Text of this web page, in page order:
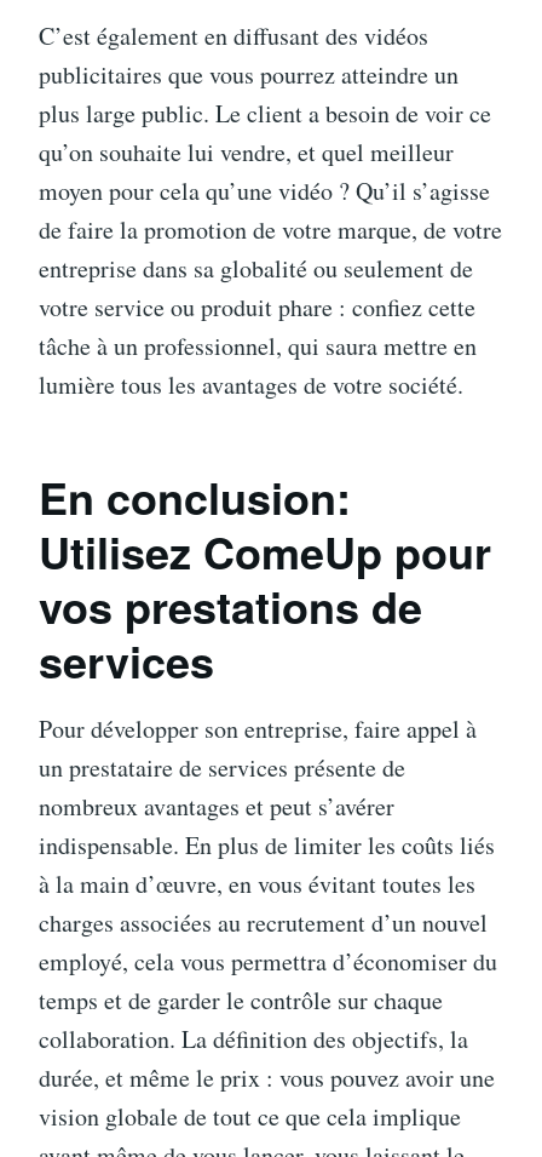
C’est également en diffusant des vidéos
publicitaires que vous pourrez atteindre un
plus large public. Le client a besoin de voir ce
qu’on souhaite lui vendre, et quel meilleur
moyen pour cela qu’une vidéo ? Qu’il s’agisse
de faire la promotion de votre marque, de votre
entreprise dans sa globalité ou seulement de
votre service ou produit phare : confiez cette
tâche à un professionnel, qui saura mettre en
lumière tous les avantages de votre société.
En conclusion:
Utilisez ComeUp pour
vos prestations de
services
Pour développer son entreprise, faire appel à
un prestataire de services présente de
nombreux avantages et peut s’avérer
indispensable. En plus de limiter les coûts liés
à la main d’œuvre, en vous évitant toutes les
charges associées au recrutement d’un nouvel
employé, cela vous permettra d’économiser du
temps et de garder le contrôle sur chaque
collaboration. La définition des objectifs, la
durée, et même le prix : vous pouvez avoir une
vision globale de tout ce que cela implique